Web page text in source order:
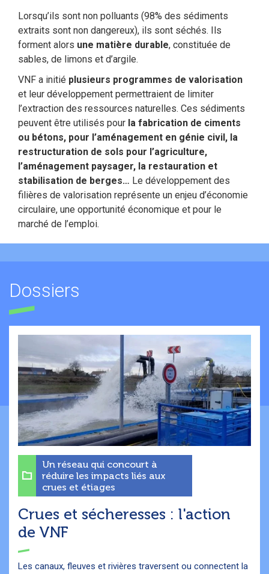
Lorsqu’ils sont non polluants (98% des sédiments
extraits sont non dangereux), ils sont séchés. Ils
forment alors une matière durable, constituée de
sables, de limons et d’argile.
VNF a initié plusieurs programmes de valorisation
et leur développement permettraient de limiter
l’extraction des ressources naturelles. Ces sédiments
peuvent être utilisés pour la fabrication de ciments
ou bétons, pour l’aménagement en génie civil, la
restructuration de sols pour l’agriculture,
l’aménagement paysager, la restauration et
stabilisation de berges… Le développement des
filières de valorisation représente un enjeu d’économie
circulaire, une opportunité économique et pour le
marché de l’emploi.
Dossiers
Crues et sécheresses : l'action
de VNF
Les canaux, fleuves et rivières traversent ou connectent la
Un réseau qui concourt à
réduire les impacts liés aux
crues et étiages